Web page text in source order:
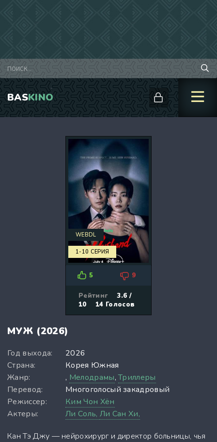
BASKINO
WEBDL
1-10 СЕРИЯ
5 9
Рейтинг
3.6 /
10
14 Голосов
МУЖ (2026)
Год выхода:
2026
Страна:
Корея Южная
Жанр:
, Мелодрамы,Триллеры
Перевод:
Многоголосый закадровый
Режиссер:
Ким Чон Хён
Актеры:
Ли Соль, Ли Сан Хи,
Кан Тэ Джу — нейрохирург и директор больницы, чья